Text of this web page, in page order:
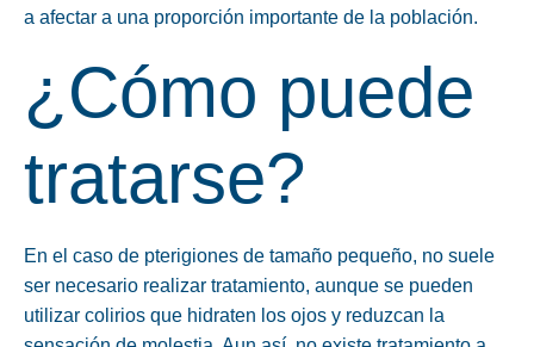
a afectar a una proporción importante de la población.
¿Cómo puede
tratarse?
En el caso de pterigiones de tamaño pequeño, no suele
ser necesario realizar tratamiento, aunque se pueden
utilizar colirios que hidraten los ojos y reduzcan la